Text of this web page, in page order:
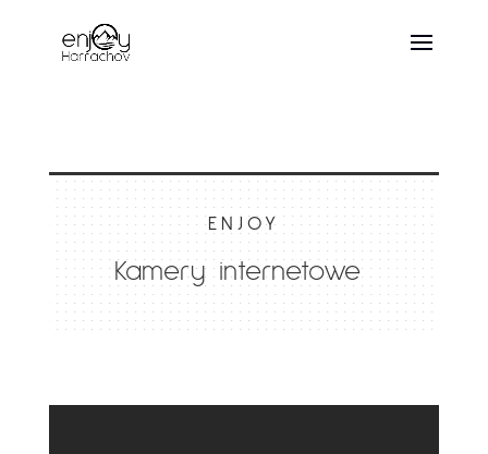
ENJOY
Kamery internetowe